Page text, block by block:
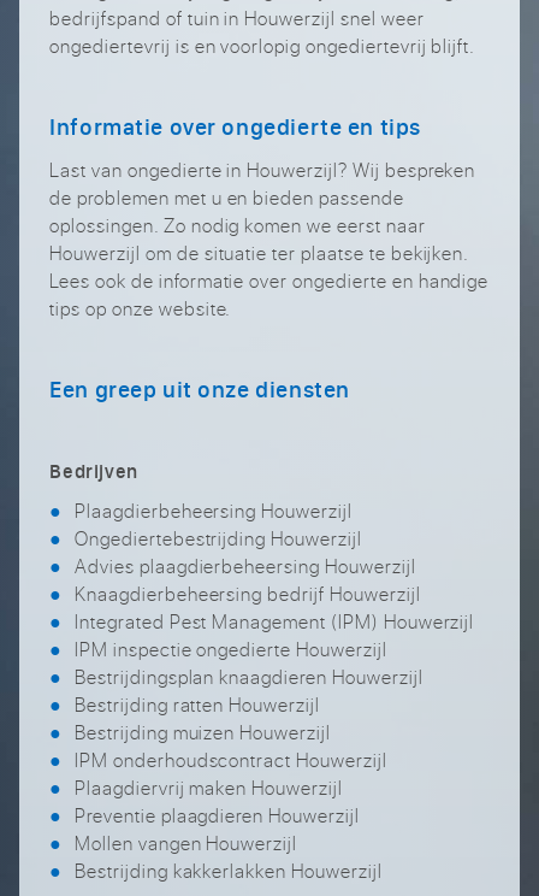
bedrijfspand of tuin in Houwerzijl snel weer
ongediertevrij is en voorlopig ongediertevrij blijft.
Informatie over ongedierte en tips
Last van ongedierte in Houwerzijl? Wij bespreken
de problemen met u en bieden passende
oplossingen. Zo nodig komen we eerst naar
Houwerzijl om de situatie ter plaatse te bekijken.
Lees ook de informatie over ongedierte en handige
tips op onze website.
Een greep uit onze diensten
Bedrijven
Plaagdierbeheersing Houwerzijl
Ongediertebestrijding Houwerzijl
Advies plaagdierbeheersing Houwerzijl
Knaagdierbeheersing bedrijf Houwerzijl
Integrated Pest Management (IPM) Houwerzijl
IPM inspectie ongedierte Houwerzijl
Bestrijdingsplan knaagdieren Houwerzijl
Bestrijding ratten Houwerzijl
Bestrijding muizen Houwerzijl
IPM onderhoudscontract Houwerzijl
Plaagdiervrij maken Houwerzijl
Preventie plaagdieren Houwerzijl
Mollen vangen Houwerzijl
Bestrijding kakkerlakken Houwerzijl